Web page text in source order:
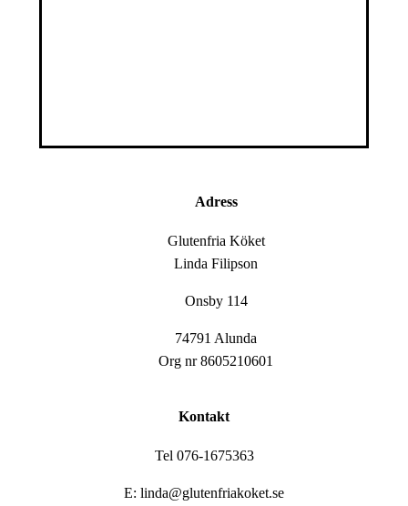
Adress
Glutenfria Köket
Linda Filipson
Onsby 114
74791 Alunda
Org nr 8605210601
Kontakt
Tel 076-1675363
E: linda@glutenfriakoket.se